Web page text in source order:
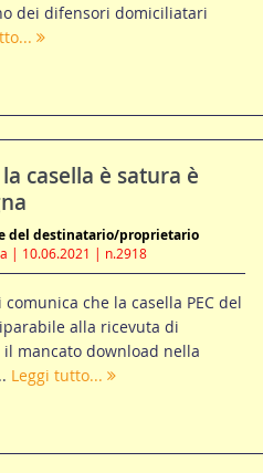
dei difensori domiciliatari
casella è satura è
del destinatario/proprietario
| 10.06.2021 | n.2918
che la casella PEC del
alla ricevuta di
mancato download nella
Leggi tutto...